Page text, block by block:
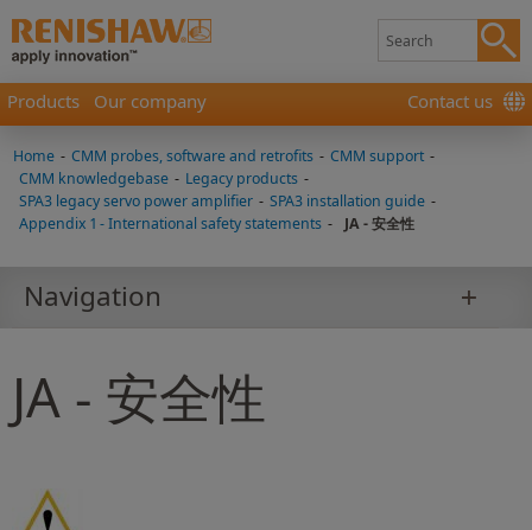
Products Our company Contact us
Home - CMM probes, software and retrofits - CMM support -
CMM knowledgebase - Legacy products -
SPA3 legacy servo power amplifier - SPA3 installation guide -
Appendix 1 - International safety statements - JA - 安全性
Navigation
JA - 安全性